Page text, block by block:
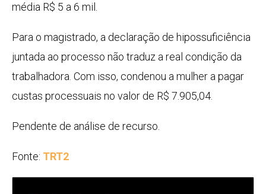
média R$ 5 a 6 mil.
Para o magistrado, a declaração de hipossuficiência
juntada ao processo não traduz a real condição da
trabalhadora. Com isso, condenou a mulher a pagar
custas processuais no valor de R$ 7.905,04.
Pendente de análise de recurso.
Fonte: TRT2